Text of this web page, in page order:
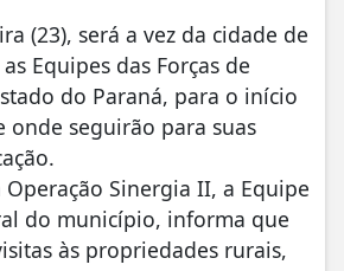
(23), será a vez da cidade de
Equipes das Forças de
do Paraná, para o início
onde seguirão para suas
Sinergia II, a Equipe
do município, informa que
às propriedades rurais,